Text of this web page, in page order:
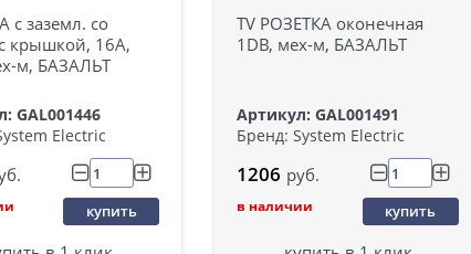
с заземл. со
крышкой, 16А,
м, БАЗАЛЬТ
GAL001446
Electric
купить
TV РОЗЕТКА оконечная
1DB, мех-м, БАЗАЛЬТ
Артикул: GAL001491
Бренд: System Electric
1206 руб.
в наличии купить